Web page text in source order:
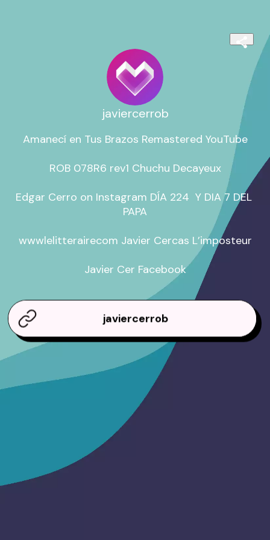
javiercerrob
Amanecí en Tus Brazos Remastered YouTube
ROB 078R6 rev1 Chuchu Decayeux
Edgar Cerro on Instagram DÍA 224 ️ Y DIA 7 DEL
PAPA
wwwlelitterairecom Javier Cercas L’imposteur
Javier Cer Facebook
javiercerrob